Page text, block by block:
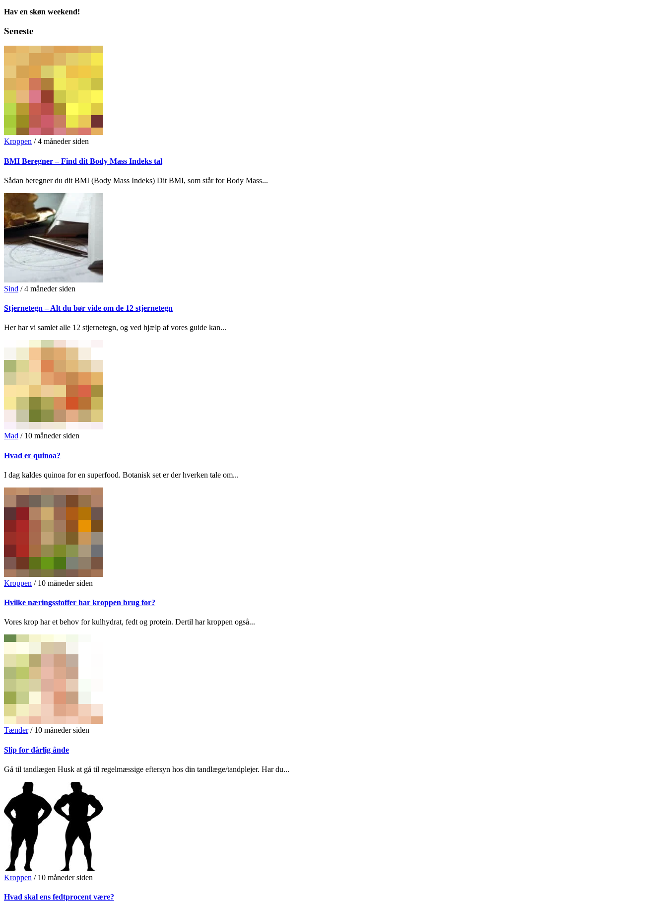
Hav en skøn weekend!
Seneste
Kroppen /4 måneder siden
BMI Beregner – Find dit Body Mass Indeks tal
Sådan beregner du dit BMI (Body Mass Indeks) Dit BMI, som står for Body Mass...
Sind /4 måneder siden
Stjernetegn – Alt du bør vide om de 12 stjernetegn
Her har vi samlet alle 12 stjernetegn, og ved hjælp af vores guide kan...
Mad /10 måneder siden
Hvad er quinoa?
I dag kaldes quinoa for en superfood. Botanisk set er der hverken tale om...
Kroppen /10 måneder siden
Hvilke næringsstoffer har kroppen brug for?
Vores krop har et behov for kulhydrat, fedt og protein. Dertil har kroppen også...
Tænder/10 måneder siden
Slip for dårlig ånde
Gå til tandlægen Husk at gå til regelmæssige eftersyn hos din tandlæge/tandplejer. Har du...
Kroppen /10 måneder siden
Hvad skal ens fedtprocent være?